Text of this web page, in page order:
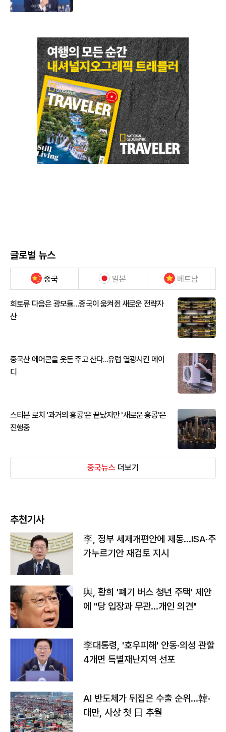
글로벌 뉴스
중국 일본 베트남
희토류 다음은 광모듈…중국이 움켜쥔 새로운 전략자
산
중국산 에어콘을 웃돈 주고 산다...유럽 열광시킨 메이
디
스티븐 로치 '과거의 홍콩'은 끝났지만 '새로운 홍콩'은
진행중
중국뉴스 더보기
추천기사
李, 정부 세제개편안에 제동…ISA·주
가누르기안 재검토 지시
與, 황희 '폐기 버스 청년 주택' 제안
에 "당 입장과 무관…개인 의견"
李대통령, '호우피해' 안동·의성 관할
4개면 특별재난지역 선포
AI 반도체가 뒤집은 수출 순위…韓·
대만, 사상 첫 日 추월